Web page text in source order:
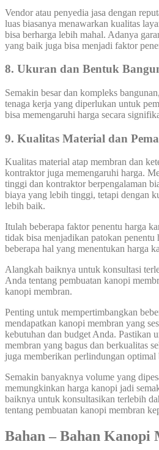
Vendor atau penyedia jasa dengan
luas biasanya menawarkan kualitas
bisa berharga lebih mahal. Adanya
yang baik juga bisa menjadi faktor
8. Ukuran dan Bentuk
Semakin besar dan kompleks
tenaga kerja yang diperlukan untuk
bisa memengaruhi harga secara
9. Kualitas Material dan
Kualitas material atap membran dan
kontraktor juga memengaruhi harga.
tinggi dan kontraktor berpengalaman
biaya yang lebih tinggi, tetapi dengan
lebih baik.
Itulah beberapa faktor penentu harga
tidak bisa menjadikan patokan penentu
beberapa hal yang menentukan harga
Alangkah baiknya untuk konsultasi
Anda tentang pembuatan kanopi
kanopi membran.
Penting untuk mempertimbangkan
mendapatkan kanopi membran yang
kebutuhan dan budget Anda. Pastikan
membran yang bagus dan berkualitas
juga memberikan perlindungan optimal
Semakin banyaknya volume yang
memungkinkan harga kanopi jadi
baiknya untuk konsultasikan terlebih
tentang pembuatan kanopi membran
Bahan – Bahan Kanopi